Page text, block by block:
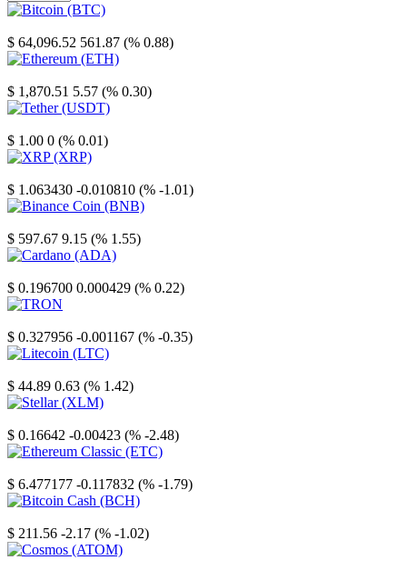
$ 64,096.52 561.87 (% 0.88)
$ 1,870.51 5.57 (% 0.30)
$ 1.00 0 (% 0.01)
$ 1.063430 -0.010810 (% -1.01)
$ 597.67 9.15 (% 1.55)
$ 0.196700 0.000429 (% 0.22)
$ 0.327956 -0.001167 (% -0.35)
$ 44.89 0.63 (% 1.42)
$ 0.16642 -0.00423 (% -2.48)
$ 6.477177 -0.117832 (% -1.79)
$ 211.56 -2.17 (% -1.02)